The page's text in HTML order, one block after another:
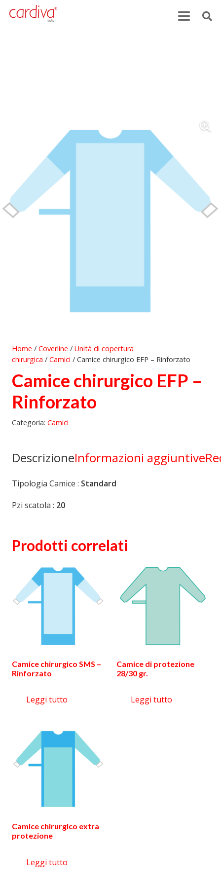
Home / Coverline / Unità di copertura
chirurgica / Camici / Camice chirurgico EFP – Rinforzato
Camice chirurgico EFP –
Rinforzato
Categoria: Camici
DescrizioneInformazioni aggiuntive
Tipologia Camice : Standard
Pzi scatola : 20
Prodotti correlati
Camice chirurgico SMS –
Rinforzato
Leggi tutto
Camice di protezione
28/30 gr.
Leggi tutto
Camice chirurgico extra
protezione
Leggi tutto